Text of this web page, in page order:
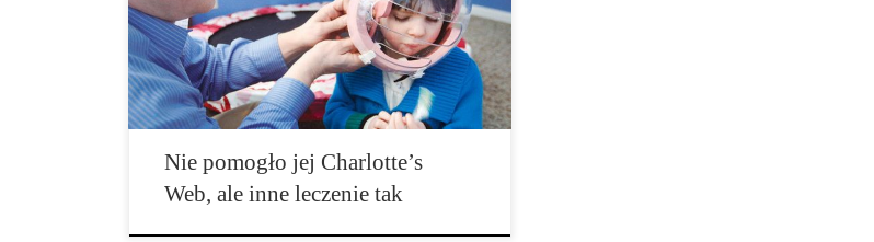
zaraz po tym gdy okryli że dziewczynka cierpi na
ekstremalną formę padaczki zwaną zespół Jeavonsa.
Ale lek nie zadziałał. Dom rodziny Collins był […]
Nie pomogło jej Charlotte’s
Web, ale inne leczenie tak